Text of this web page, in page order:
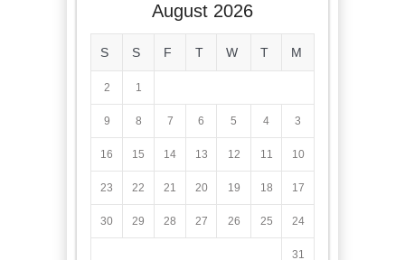
August 2026
M
T
W
T
F
S
S
1
2
3
4
5
6
7
8
9
10
11
12
13
14
15
16
17
18
19
20
21
22
23
24
25
26
27
28
29
30
31